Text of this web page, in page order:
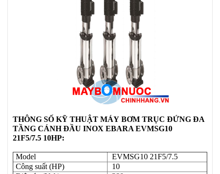
THÔNG SỐ KỸ THUẬT MÁY BƠM TRỤC ĐỨNG ĐA
TẦNG CÁNH ĐẦU INOX EBARA EVMSG10
21F5/7.5 10HP:
Model
EVMSG10 21F5/7.5
Công suất (HP)
10